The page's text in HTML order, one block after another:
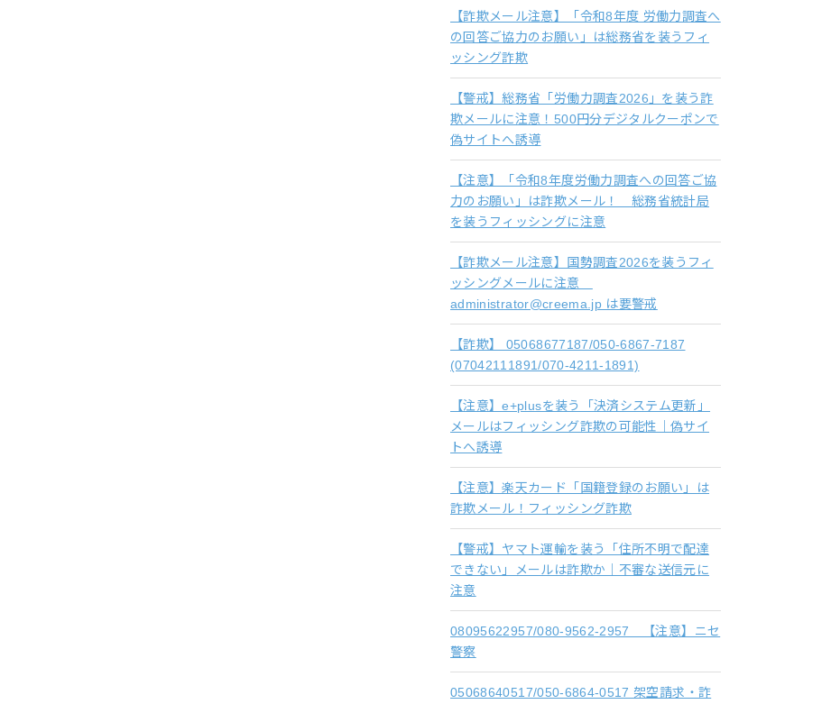
【詐欺メール注意】「令和8年度 労働力調査へ
の回答ご協力のお願い」は総務省を装うフィ
ッシング詐欺
【警戒】総務省「労働力調査2026」を装う詐
欺メールに注意！500円分デジタルクーポンで
偽サイトへ誘導
【注意】「令和8年度労働力調査への回答ご協
力のお願い」は詐欺メール！ 総務省統計局
を装うフィッシングに注意
【詐欺メール注意】国勢調査2026を装うフィ
ッシングメールに注意
administrator@creema.jp は要警戒
【詐欺】 05068677187/050-6867-7187
(07042111891/070-4211-1891)
【注意】e+plusを装う「決済システム更新」
メールはフィッシング詐欺の可能性｜偽サイ
トへ誘導
【注意】楽天カード「国籍登録のお願い」は
詐欺メール！フィッシング詐欺
【警戒】ヤマト運輸を装う「住所不明で配達
できない」メールは詐欺か｜不審な送信元に
注意
08095622957/080-9562-2957 【注意】ニセ
警察
05068640517/050-6864-0517 架空請求・詐